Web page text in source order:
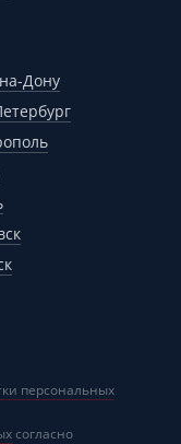
Дону
персональных
согласно